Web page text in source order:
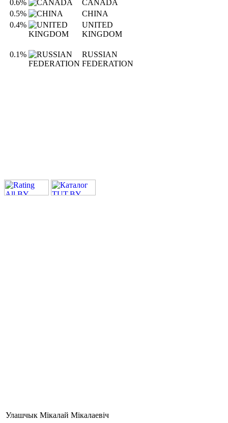
0.6%
CANADA
0.5%
CHINA
0.4%
UNITED
KINGDOM
0.1%
RUSSIAN
FEDERATION
Улашчык Мікалай Мікалаевіч